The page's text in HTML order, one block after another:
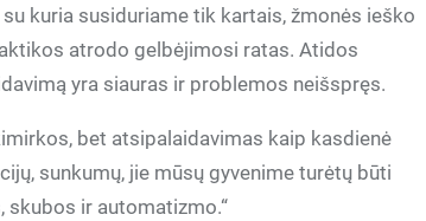
kuria susiduriame tik kartais, žmonės ieško
atrodo gelbėjimosi ratas. Atidos
yra siauras ir problemos neišspręs.
bet atsipalaidavimas kaip kasdienė
sunkumų, jie mūsų gyvenime turėtų būti
ir automatizmo.“